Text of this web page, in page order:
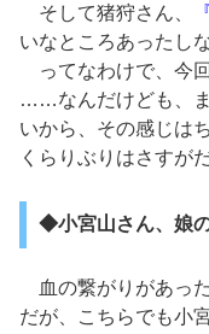
そして猪狩さん、
いなところあった
ってなわけで、今
……なんだけども、
いから、その感じは
くらりぶりはさすが
◆小宮山さん、娘
血の繋がりがあっ
だが、こちらでも小